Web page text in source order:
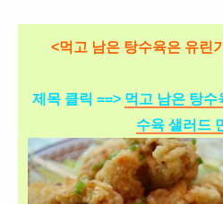
<먹고 남은 탕수육은 유린
제목 클릭 ==> 먹고 남은 탕수
수육 샐러드